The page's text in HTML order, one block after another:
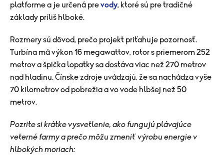
platforme a je určená prevody, ktoré sú pre tradičné
základy príliš hlboké.
Rozmery sú dôvod, prečo projekt priťahuje pozornosť.
Turbína má výkon 16 megawattov, rotor s priemerom 252
metrov a špička lopatky sa dostáva viac než 270 metrov
nad hladinu. Čínske zdroje uvádzajú, že sa nachádza vyše
70 kilometrov od pobrežia a vo vode hlbšej než 50
metrov.
Pozrite si krátke vysvetlenie, ako fungujú plávajúce
veterné farmy a prečo môžu zmeniť výrobu energie v
hlbokých moriach: